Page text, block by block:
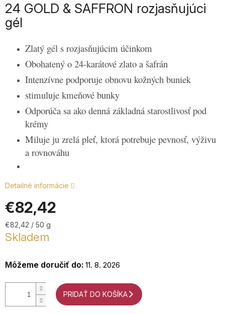
24 GOLD & SAFFRON rozjasňujúci
gél
Zlatý gél s rozjasňujúcim účinkom
Obohatený o 24-karátové zlato a šafrán
Intenzívne podporuje obnovu kožných buniek
stimuluje kmeňové bunky
Odporúča sa ako denná základná starostlivosť pod
krémy
Miluje ju zrelá pleť, ktorá potrebuje pevnosť, výživu
a rovnováhu
Detailné informácie
€82,42
Jednotková
cena:
€82,42 / 50 g
Skladem
Môžeme doručiť do: 11. 8. 2026
PRIDAŤ DO KOŠÍKA